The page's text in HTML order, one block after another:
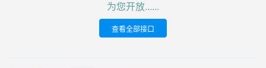
为您开放......
查看全部接口